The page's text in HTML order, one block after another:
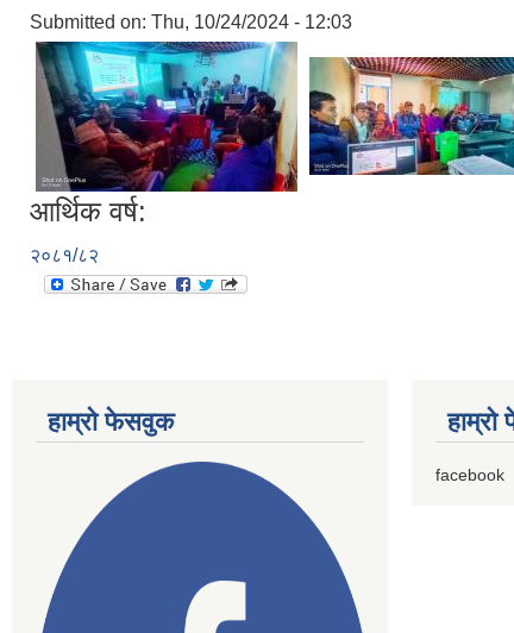
Submitted on: Thu, 10/24/2024 - 12:03
आर्थिक वर्ष:
२०८१/८२
हाम्राे फेसवुक
facebook